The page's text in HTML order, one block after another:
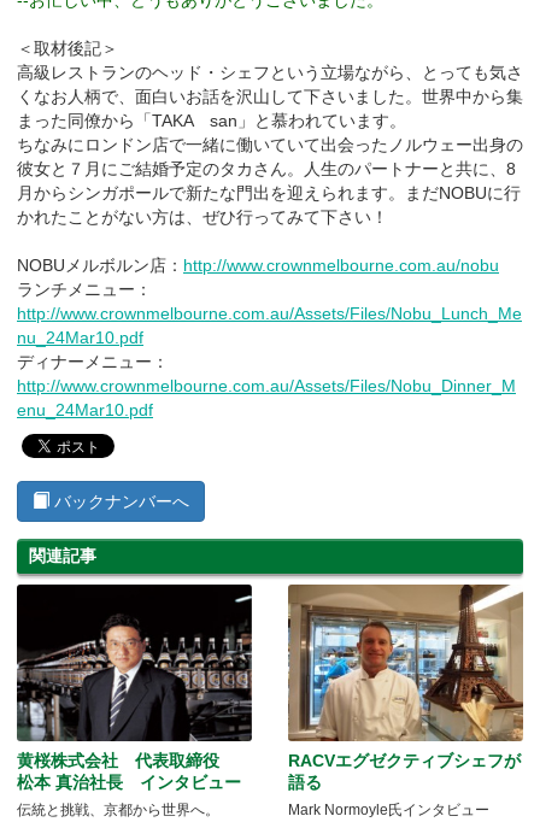
＜取材後記＞
高級レストランのヘッド・シェフという立場ながら、とっても気さ
くなお人柄で、面白いお話を沢山して下さいました。世界中から集
まった同僚から「TAKA san」と慕われています。
ちなみにロンドン店で一緒に働いていて出会ったノルウェー出身の
彼女と７月にご結婚予定のタカさん。人生のパートナーと共に、8
月からシンガポールで新たな門出を迎えられます。まだNOBUに行
かれたことがない方は、ぜひ行ってみて下さい！
NOBUメルボルン店： http://www.crownmelbourne.com.au/nobu
ランチメニュー：
http://www.crownmelbourne.com.au/Assets/Files/Nobu_Lunch_Me
nu_24Mar10.pdf
ディナーメニュー：
http://www.crownmelbourne.com.au/Assets/Files/Nobu_Dinner_M
enu_24Mar10.pdf
バックナンバーへ
関連記事
黄桜株式会社 代表取締役
松本 真治社長 インタビュー
伝統と挑戦、京都から世界へ。
RACVエグゼクティブシェフが
語る
Mark Normoyle氏インタビュー